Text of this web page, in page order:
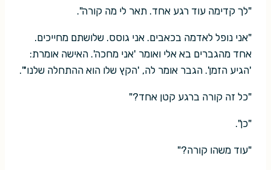
"לך קדימה עוד רגע אחד. תאר לי מה קורה".
"אני נופל לאדמה בכאבים. אני גוסס. שלושתם מחייכים.
אחד מהגברים בא אלי ואומר 'אני מחכה'. האישה אומרת:
'הגיע הזמן'. הגבר אומר לה, 'הקץ שלו הוא ההתחלה שלנו'".
"כל זה קורה ברגע קטן אחד?"
"כן".
"עוד משהו קורה?"